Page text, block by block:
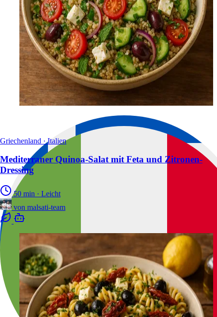
Griechenland · Italien
Mediterraner Quinoa-Salat mit Feta und Zitronen-
Dressing
50 min · Leicht
von malsati-team